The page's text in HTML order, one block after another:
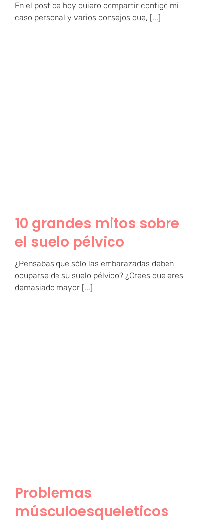
En el post de hoy quiero compartir contigo mi
caso personal y varios consejos que, [...]
10 grandes mitos sobre
el suelo pélvico
¿Pensabas que sólo las embarazadas deben
ocuparse de su suelo pélvico? ¿Crees que eres
demasiado mayor [...]
Problemas
músculoesqueleticos